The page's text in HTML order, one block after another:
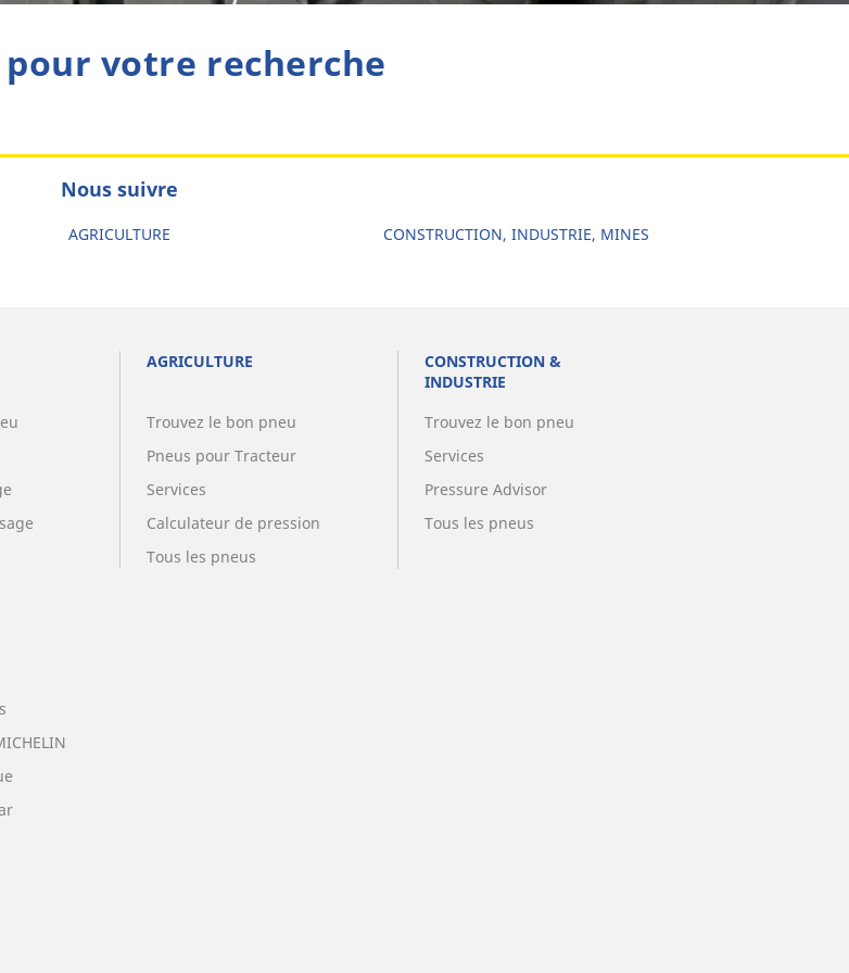
votre recherche
Nous suivre
AGRICULTURE CONSTRUCTION, INDUSTRIE, MINES
AGRICULTURE
Trouvez le bon pneu
Pneus pour Tracteur
Services
Calculateur de pression
Tous les pneus
CONSTRUCTION &
INDUSTRIE
Trouvez le bon pneu
Services
Pressure Advisor
Tous les pneus